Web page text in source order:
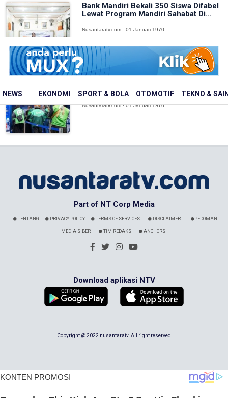
NEWS EKONOMI SPORT & BOLA OTOMOTIF TEKNO &
Bank Mandiri Bekali 350 Siswa Difabel
Lewat Program Mandiri Sahabat Di...
Nusantaratv.com - 01 Januari 1970
Bank Mandiri Bagikan 3.360 Paket
H...
Nusantaratv.com - 01 Januari 1970
Part of NT Corp Media
TENTANG PRIVACY POLICY TERMS OF SERVICES DISCLAIMER PEDOMAN
MEDIA SIBER TIM REDAKSI ANCHORS
Download aplikasi NTV
Copyright @ 2022 nusantaratv. All right reserved